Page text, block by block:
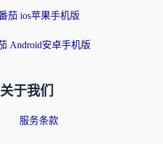
茄 ios苹果手机版
Android安卓手机版
关于我们
服务条款